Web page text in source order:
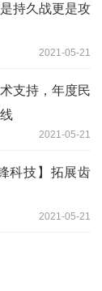
持久战更是攻
2021-05-21
支持，年度民
2021-05-21
科技】拓展齿
2021-05-21